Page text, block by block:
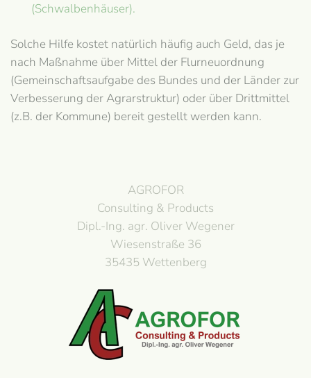
(Schwalbenhäuser).
Solche Hilfe kostet natürlich häufig auch Geld, das je
nach Maßnahme über Mittel der Flurneuordnung
(Gemeinschaftsaufgabe des Bundes und der Länder zur
Verbesserung der Agrarstruktur) oder über Drittmittel
(z.B. der Kommune) bereit gestellt werden kann.
AGROFOR
Consulting & Products
Dipl.-Ing. agr. Oliver Wegener
Wiesenstraße 36
35435 Wettenberg